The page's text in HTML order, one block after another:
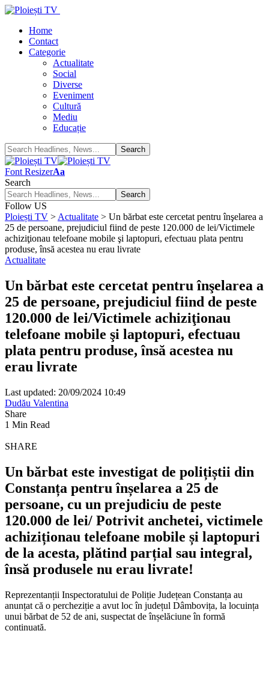
Home
Contact
Categorie
Actualitate
Social
Diverse
Eveniment
Cultură
Mediu
Educație
Font ResizerAa
Search
Follow US
Ploiești TV > Actualitate > Un bărbat este cercetat pentru înşelarea a
25 de persoane, prejudiciul fiind de peste 120.000 de lei/Victimele
achiziţionau telefoane mobile şi laptopuri, efectuau plata pentru
produse, însă acestea nu erau livrate
Actualitate
Un bărbat este cercetat pentru înşelarea a
25 de persoane, prejudiciul fiind de peste
120.000 de lei/Victimele achiziţionau
telefoane mobile şi laptopuri, efectuau
plata pentru produse, însă acestea nu
erau livrate
Last updated: 20/09/2024 10:49
Dudău Valentina
Share
1 Min Read
SHARE
Un bărbat este investigat de polițiștii din
Constanța pentru înșelarea a 25 de
persoane, cu un prejudiciu de peste
120.000 de lei/ Potrivit anchetei, victimele
achiziționau telefoane mobile și laptopuri
de la acesta, plătind parțial sau integral,
însă produsele nu erau livrate!
Reprezentanții Inspectoratului de Poliție Județean Constanța au
anunțat că o percheziție a avut loc în județul Dâmbovița, la locuința
unui bărbat de 52 de ani, suspectat de înșelăciune în formă
continuată.